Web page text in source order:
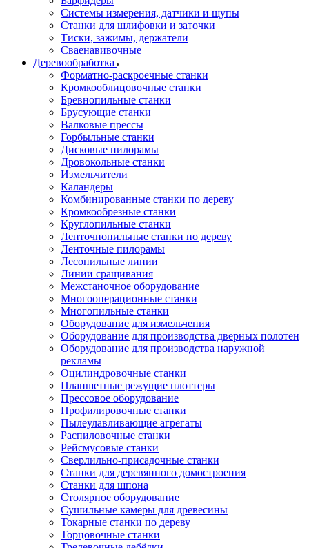
Системы измерения, датчики и щупы
Станки для шлифовки и заточки
Тиски, зажимы, держатели
Cваенавивочные
Деревообработка
Форматно-раскроечные станки
Кромкооблицовочные станки
Бревнопильные станки
Брусующие станки
Валковые прессы
Горбыльные станки
Дисковые пилорамы
Дровокольные станки
Измельчители
Каландеры
Комбинированные станки по дереву
Кромкообрезные станки
Круглопильные станки
Ленточнопильные станки по дереву
Ленточные пилорамы
Лесопильные линии
Линии сращивания
Межстаночное оборудование
Многооперационные станки
Многопильные станки
Оборудование для измельчения
Оборудование для производства дверных полотен
Оборудование для производства наружной
рекламы
Оцилиндровочные станки
Планшетные режущие плоттеры
Прессовое оборудование
Профилировочные станки
Пылеулавливающие агрегаты
Распиловочные станки
Рейсмусовые станки
Сверлильно-присадочные станки
Станки для деревянного домостроения
Станки для шпона
Столярное оборудование
Сушильные камеры для древесины
Токарные станки по дереву
Торцовочные станки